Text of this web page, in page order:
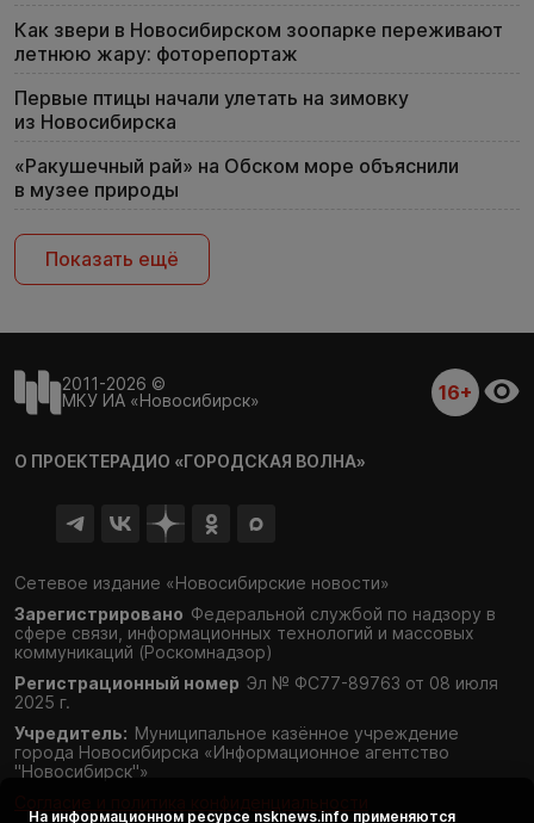
Как звери в Новосибирском зоопарке переживают
летнюю жару: фоторепортаж
Первые птицы начали улетать на зимовку
из Новосибирска
«Ракушечный рай» на Обском море объяснили
в музее природы
Показать ещё
2011-2026 ©
МКУ ИА «Новосибирск»
16+
О ПРОЕКТЕРАДИО «ГОРОДСКАЯ ВОЛНА»
Сетевое издание «Новосибирские новости»
Зарегистрировано Федеральной службой по надзору в
сфере связи, информационных технологий и массовых
коммуникаций (Роскомнадзор)
Регистрационный номер Эл № ФС77-89763 от 08 июля
2025 г.
Учредитель: Муниципальное казённое учреждение
города Новосибирска «Информационное агентство
"Новосибирск"»
На информационном ресурсе nsknews.info применяются